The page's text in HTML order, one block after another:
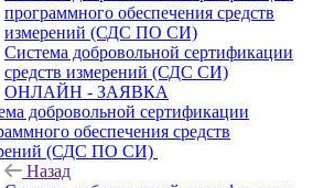
программного обеспечения средств
измерений (СДС ПО СИ)
Система добровольной сертификации
средств измерений (СДС СИ)
ОНЛАЙН - ЗАЯВКА
добровольной сертификации
обеспечения средств
(СДС ПО СИ)
Назад